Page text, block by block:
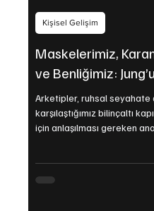
Maskelerimiz,
ve Benliğimiz:
Arketipler, ruhsal seyahate
karşılaştığımız bilinçaltı
için anlaşılması gereken
Kişisel Gelişim